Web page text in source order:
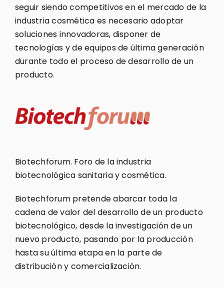
seguir siendo competitivos en el mercado de la
industria cosmética es necesario adoptar
soluciones innovadoras, disponer de
tecnologías y de equipos de última generación
durante todo el proceso de desarrollo de un
producto.
Biotechforum. Foro de la industria
biotecnológica sanitaria y cosmética.
Biotechforum pretende abarcar toda la
cadena de valor del desarrollo de un producto
biotecnológico, desde la investigación de un
nuevo producto, pasando por la producción
hasta su última etapa en la parte de
distribución y comercialización.